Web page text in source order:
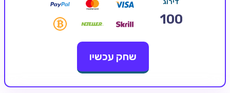
בונוסים בקזינו אונליין
דירוג
100
שחק עכשיו